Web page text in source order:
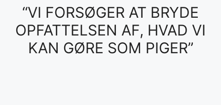
“VI FORSØGER AT BRYDE
OPFATTELSEN AF, HVAD VI
KAN GØRE SOM PIGER”